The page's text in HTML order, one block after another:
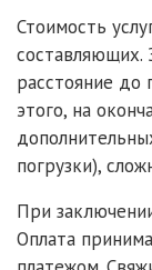
Стоимость
составляющих.
расстояние до
этого, на
погрузки),
При
Оплата